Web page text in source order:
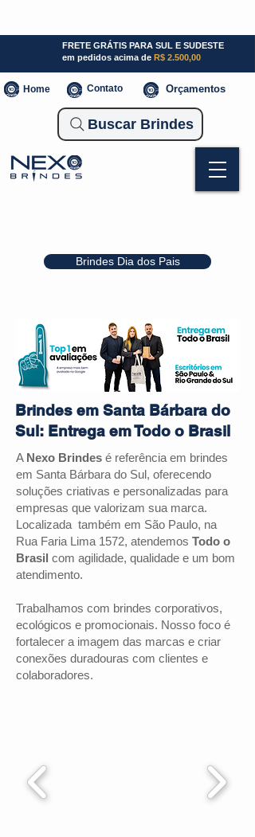
Brindes Dia dos Pais
FRETE GRÁTIS PARA SUL E SUDESTE
em pedidos acima de R$ 2.500,00
Home Contato Orçamentos
Buscar Brindes
Brindes em Santa Bárbara do
Sul: Entrega em Todo o Brasil
A Nexo Brindes é referência em brindes
em Santa Bárbara do Sul, oferecendo
soluções criativas e personalizadas para
empresas que valorizam sua marca.
Localizada também em São Paulo, na
Rua Faria Lima 1572, atendemos Todo o
Brasil com agilidade, qualidade e um bom
atendimento.
Trabalhamos com brindes corporativos,
ecológicos e promocionais. Nosso foco é
fortalecer a imagem das marcas e criar
conexões duradouras com clientes e
colaboradores.